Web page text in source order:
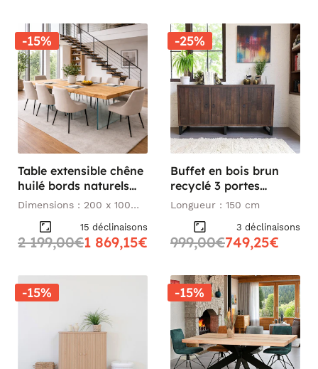
-15%
Table extensible chêne
huilé bords naturels
pieds verre 200 cm
Dimensions : 200 x 100
15 déclinaisons
2 199,00€1 869,15€
-25%
Buffet en bois brun
recyclé 3 portes
SAMOA
Longueur : 150 cm
3 déclinaisons
999,00€749,25€
-15% -15%